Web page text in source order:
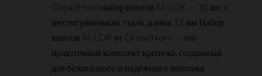
DreadHorn набор винтов M-LOK — 10 шт. с
шестигранником, сталь, длина 12 мм Набор
винтов M-LOK от DreadHorn — это
практичный комплект крепежа, созданный
для безопасного и надёжного монтажа